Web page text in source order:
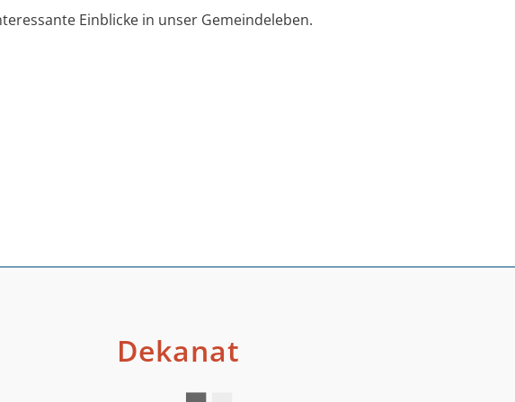
Einblicke in unser Gemeindeleben.
Dekanat